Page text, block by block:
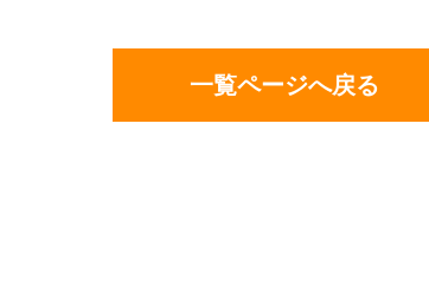
一覧ページへ戻る